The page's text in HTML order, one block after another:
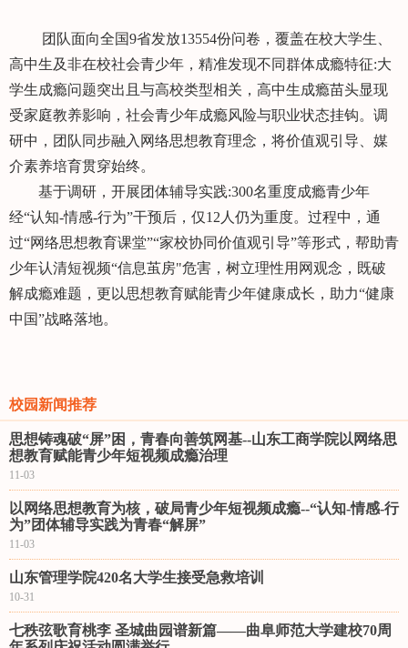
团队面向全国9省发放13554份问卷，覆盖在校大学生、
高中生及非在校社会青少年，精准发现不同群体成瘾特征:大
学生成瘾问题突出且与高校类型相关，高中生成瘾苗头显现
受家庭教养影响，社会青少年成瘾风险与职业状态挂钩。调
研中，团队同步融入网络思想教育理念，将价值观引导、媒
介素养培育贯穿始终。
基于调研，开展团体辅导实践:300名重度成瘾青少年
经“认知-情感-行为”干预后，仅12人仍为重度。过程中，通
过“网络思想教育课堂”“家校协同价值观引导”等形式，帮助青
少年认清短视频“信息茧房"危害，树立理性用网观念，既破
解成瘾难题，更以思想教育赋能青少年健康成长，助力“健康
中国”战略落地。
校园新闻推荐
思想铸魂破“屏”困，青春向善筑网基--山东工商学院以网络思
想教育赋能青少年短视频成瘾治理
11-03
以网络思想教育为核，破局青少年短视频成瘾--“认知-情感-行
为”团体辅导实践为青春“解屏”
11-03
山东管理学院420名大学生接受急救培训
10-31
七秩弦歌育桃李 圣城曲园谱新篇——曲阜师范大学建校70周